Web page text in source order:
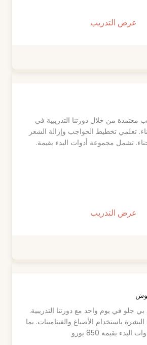
عرض التدريب
من خلال دورتنا التدريبية في
تعلمي تخطيط الحواجب وإزالة الشعر
تشمل مجموعة أدوات البدء بقيمة.
عرض التدريب
جلو في يوم واحد مع دورتنا التدريبية.
باستخدام الأصباغ والفيتامينات. بما
بقيمة 850 يورو